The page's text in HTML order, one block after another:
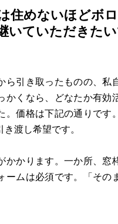
住めないほどボ
いていただきた
ら引き取ったものの、私
かくなら、どなたか有効
。価格は下記の通りで
渡し希望です。
かかります。一か所、
ームは必須です。「その